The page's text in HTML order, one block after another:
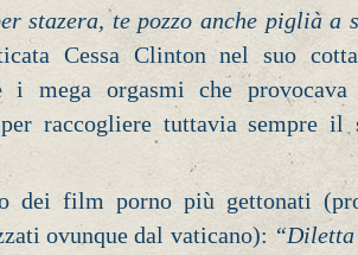
stazera, te pozzo anche piglià a
Cessa Clinton nel suo
i mega orgasmi che
raccogliere tuttavia sempre
dei film porno più gettonati
ovunque dal vaticano):